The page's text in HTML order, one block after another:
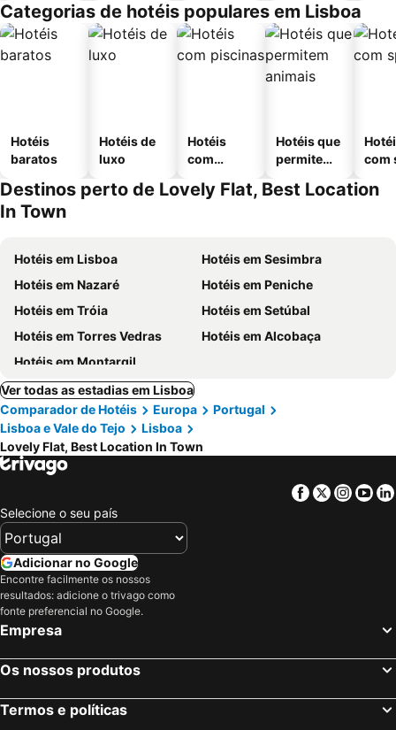
Categorias de hotéis populares em Lisboa
Hotéis
baratos
Hotéis de
luxo
Hotéis
com
Hotéis que
permitem
com
Destinos perto de Lovely Flat, Best Location
In Town
Hotéis em Lisboa
Hotéis em Sesimbra
Hotéis em Nazaré
Hotéis em Peniche
Hotéis em Tróia
Hotéis em Setúbal
Hotéis em Torres Vedras
Hotéis em Alcobaça
Hotéis em Montargil
Ver todas as estadias em Lisboa
Comparador de Hotéis
Europa
Portugal
Lisboa e Vale do Tejo
Lisboa
Lovely Flat, Best Location In Town
Facebook
Twitter
Selecione o seu país
Adicionar no Google
Encontre facilmente os nossos
resultados: adicione o trivago como
fonte preferencial no Google.
Empresa
Os nossos produtos
Termos e políticas